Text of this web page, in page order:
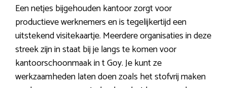
Een netjes bijgehouden kantoor zorgt voor
productieve werknemers en is tegelijkertijd een
uitstekend visitekaartje. Meerdere organisaties in deze
streek zijn in staat bij je langs te komen voor
kantoorschoonmaak in t Goy. Je kunt ze
werkzaamheden laten doen zoals het stofvrij maken